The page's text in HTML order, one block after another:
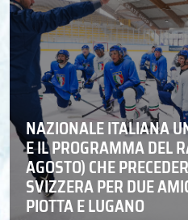
NAZIONALE ITALIANA
E IL PROGRAMMA DEL
AGOSTO) CHE
SVIZZERA PER DUE
PIOTTA E LUGANO